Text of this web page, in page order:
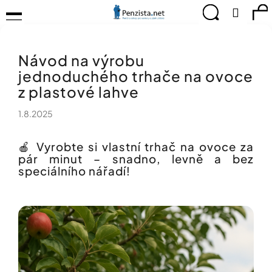
na
TIPY
PRO
PEVNÉ
ZDRAVÍ
RADOST
OBJEVUJTE
NÁMI
CHYTRÝ
PRŮVODCE
MODERNÍM
SVĚTEM
Hledat
Menu
Návod na výrobu
jednoduchého trhače na ovoce
z plastové lahve
1.8.2025
🍎 Vyrobte si vlastní trhač na ovoce za
pár minut – snadno, levně a bez
speciálního nářadí!
o
C
o
p
b
u
e
n
a